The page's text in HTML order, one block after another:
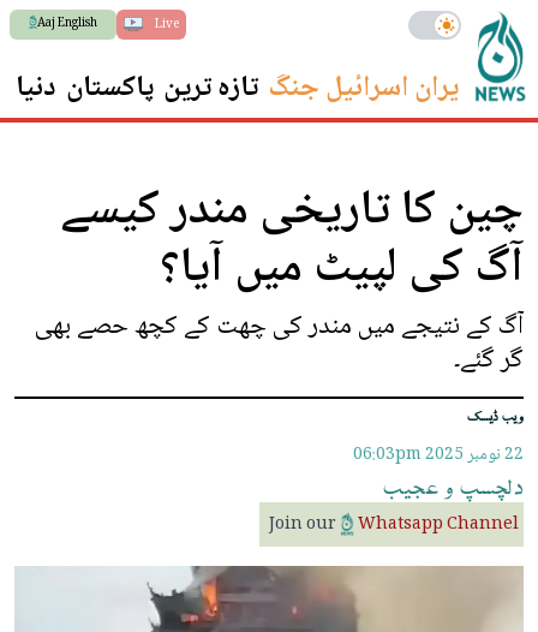
Live
Aaj English
ایران اسرائیل جنگ تازہ ترین پاکستان دنیا
چین کا تاریخی مندر کیسے
آگ کی لپیٹ میں آیا؟
آگ کے نتیجے میں مندر کی چھت کے کچھ حصے بھی
گر گئے۔
ویب ڈیسک
22 نومبر 2025 06:03pm
دلچسپ و عجیب
Join our Whatsapp Channel